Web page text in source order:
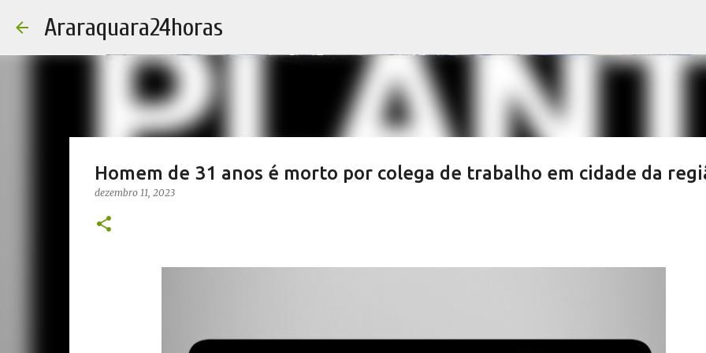
Araraquara24horas
Homem de 31 anos é morto por colega de trabalho em cidade da
dezembro 11, 2023